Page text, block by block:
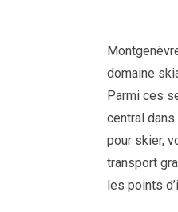
domaine
Parmi ces
central
pour skier,
transport
les points